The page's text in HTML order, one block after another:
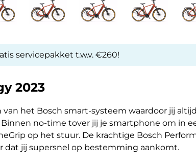
servicepakket t.w.v. €260!
2023
van het Bosch smart-systeem waardoor jij altijd
no-time tover jij je smartphone om in
op het stuur. De krachtige Bosch
dat jij supersnel op bestemming aankomt.